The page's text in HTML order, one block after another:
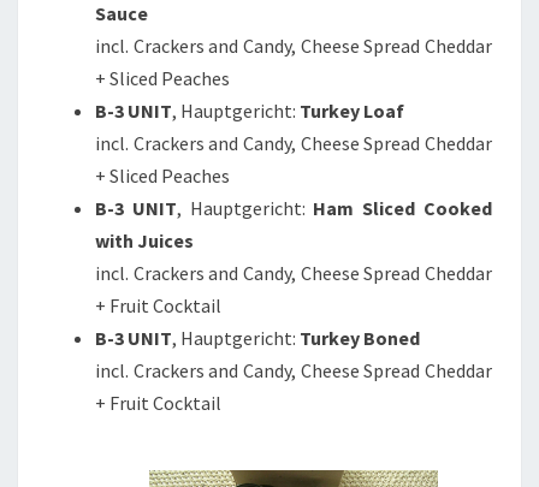
Sauce
incl. Crackers and Candy, Cheese Spread Cheddar
+ Sliced Peaches
B-3 UNIT, Hauptgericht: Turkey Loaf
incl. Crackers and Candy, Cheese Spread Cheddar
+ Sliced Peaches
B-3 UNIT, Hauptgericht: Ham Sliced Cooked
with Juices
incl. Crackers and Candy, Cheese Spread Cheddar
+ Fruit Cocktail
B-3 UNIT, Hauptgericht: Turkey Boned
incl. Crackers and Candy, Cheese Spread Cheddar
+ Fruit Cocktail